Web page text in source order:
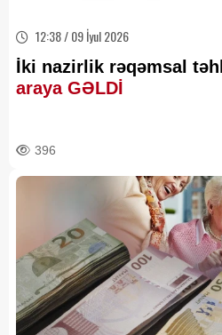
12:38 / 09 İyul 2026
İki nazirlik rəqəmsal
araya GƏLDİ
396